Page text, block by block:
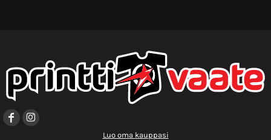
Luo oma kauppasi